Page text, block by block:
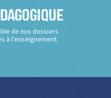
de nos dossiers
à l’enseignement.